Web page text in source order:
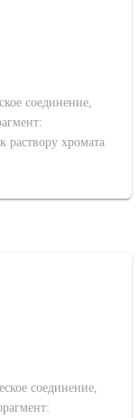
соединение,
раствору хромата
соединение,